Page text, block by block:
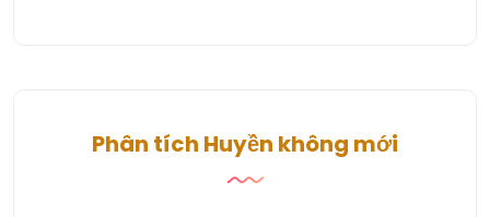
Phân tích Huyền không mới